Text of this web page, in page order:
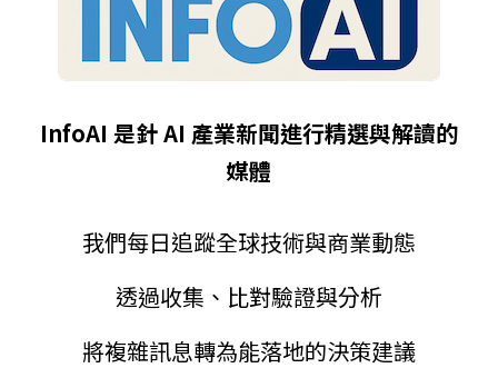
InfoAI 是針 AI 產業新聞進行精選與解讀的
媒體
我們每日追蹤全球技術與商業動態
透過收集、比對驗證與分析
將複雜訊息轉為能落地的決策建議